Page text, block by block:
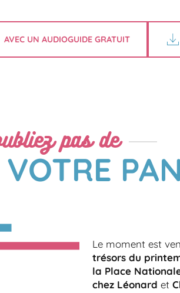
AVEC UN AUDIOGUIDE GRATUIT
pas de
Le moment est
trésors du
la Place
chez Léonard et